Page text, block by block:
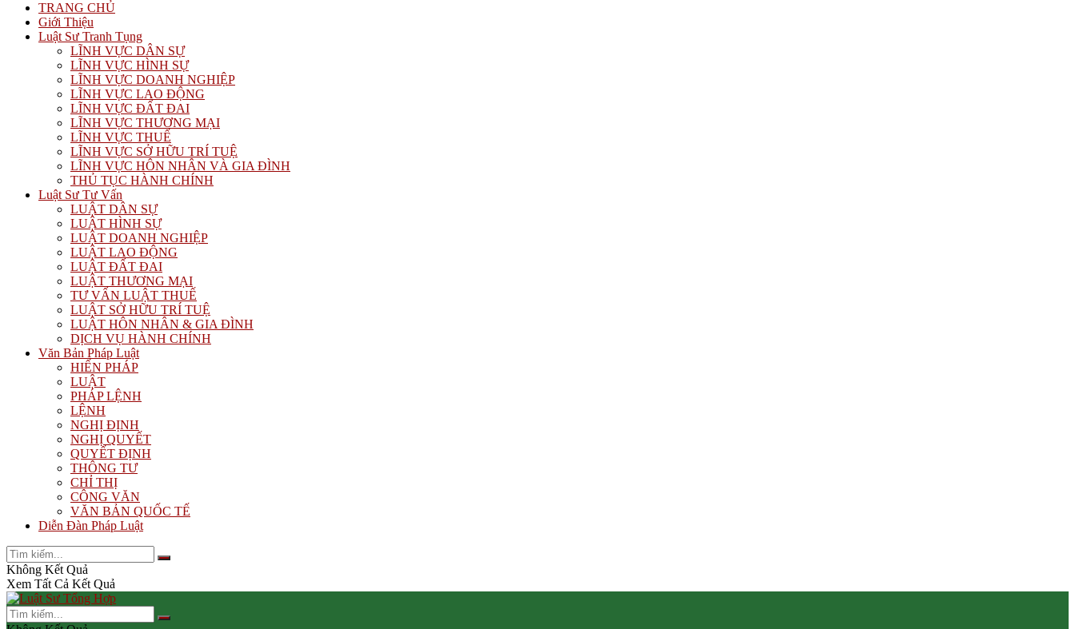
TRANG CHỦ
Giới Thiệu
Luật Sư Tranh Tụng
LĨNH VỰC DÂN SỰ
LĨNH VỰC HÌNH SỰ
LĨNH VỰC DOANH NGHIỆP
LĨNH VỰC LAO ĐỘNG
LĨNH VỰC ĐẤT ĐAI
LĨNH VỰC THƯƠNG MẠI
LĨNH VỰC THUẾ
LĨNH VỰC SỞ HỮU TRÍ TUỆ
LĨNH VỰC HÔN NHÂN VÀ GIA ĐÌNH
THỦ TỤC HÀNH CHÍNH
Luật Sư Tư Vấn
LUẬT DÂN SỰ
LUẬT HÌNH SỰ
LUẬT DOANH NGHIỆP
LUẬT LAO ĐỘNG
LUẬT ĐẤT ĐAI
LUẬT THƯƠNG MẠI
TƯ VẤN LUẬT THUẾ
LUẬT SỞ HỮU TRÍ TUỆ
LUẬT HÔN NHÂN & GIA ĐÌNH
DỊCH VỤ HÀNH CHÍNH
Văn Bản Pháp Luật
HIẾN PHÁP
LUẬT
PHÁP LỆNH
LỆNH
NGHỊ ĐỊNH
NGHỊ QUYẾT
QUYẾT ĐỊNH
THÔNG TƯ
CHỈ THỊ
CÔNG VĂN
VĂN BẢN QUỐC TẾ
Diễn Đàn Pháp Luật
Không Kết Quả
Xem Tất Cả Kết Quả